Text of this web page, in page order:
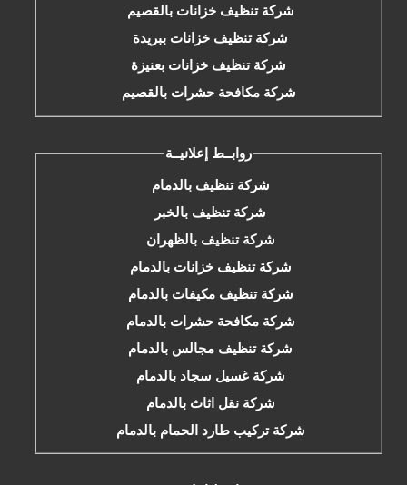
شركة تنظيف خزانات بالقصيم
شركة تنظيف خزانات ببريدة
شركة تنظيف خزانات بعنيزة
شركة مكافحة حشرات بالقصيم
روابــط إعلانيــة
شركة تنظيف بالدمام
شركة تنظيف بالخبر
شركة تنظيف بالظهران
شركة تنظيف خزانات بالدمام
شركة تنظيف مكيفات بالدمام
شركة مكافحة حشرات بالدمام
شركة تنظيف مجالس بالدمام
شركة غسيل سجاد بالدمام
شركة نقل اثاث بالدمام
شركة تركيب طارد الحمام بالدمام